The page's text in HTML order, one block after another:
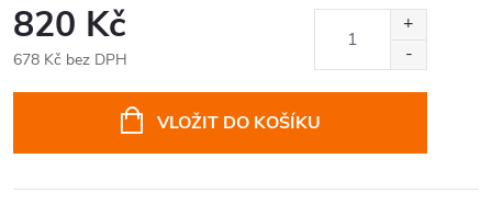
820 Kč
678 Kč bez DPH
VLOŽIT DO KOŠÍKU